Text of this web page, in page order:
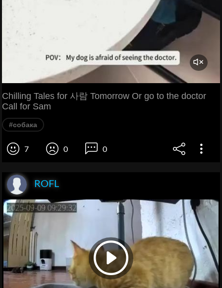
Chilling Tales for 사람 Tomorrow Or go to the doctor
Call for Sam
#собака
7 0 0
ROFL